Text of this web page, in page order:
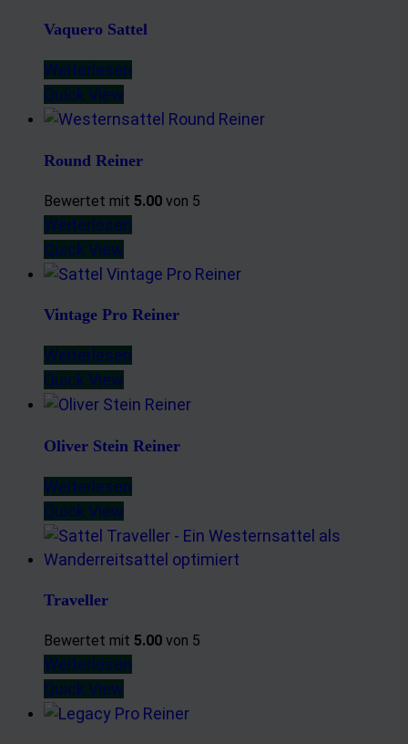
Vaquero Sattel
Weiterlesen
Quick View
Round Reiner
Bewertet mit 5.00 von 5
Weiterlesen
Quick View
Vintage Pro Reiner
Weiterlesen
Quick View
Oliver Stein Reiner
Weiterlesen
Quick View
Traveller
Bewertet mit 5.00 von 5
Weiterlesen
Quick View